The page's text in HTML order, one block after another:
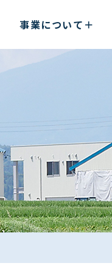
事業について